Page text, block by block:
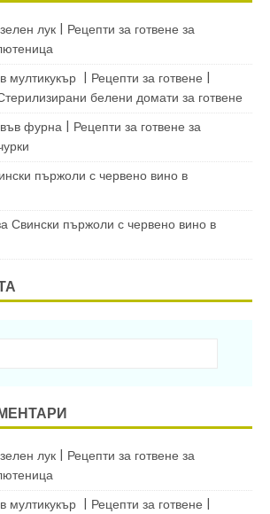
лук | Рецепти за готвене за
мултикукър | Рецепти за готвене |
белени домати за готвене
фурна | Рецепти за готвене за
пържоли с червено вино в
Свински пържоли с червено вино в
лук | Рецепти за готвене за
мултикукър | Рецепти за готвене |